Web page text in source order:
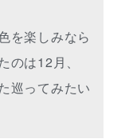
を楽しみなら
のは12月、
巡ってみたい